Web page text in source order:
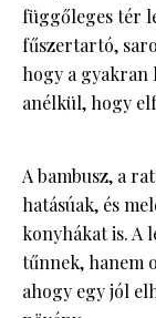
függőleges tér
fűszertartó,
hogy a gyakran
anélkül, hogy
A bambusz, a
hatásúak, és
konyhákat is. A
tűnnek, hanem
ahogy egy jól